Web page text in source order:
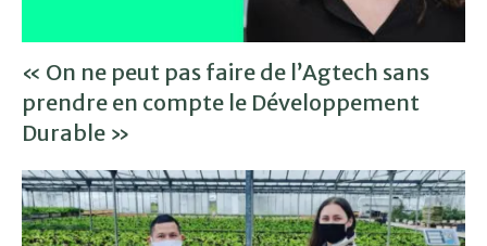
« On ne peut pas faire de l’Agtech sans
prendre en compte le Développement
Durable »